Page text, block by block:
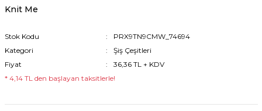
Knit Me
Stok Kodu
PRX9TN9CMW_74694
Kategori
Şiş Çeşitleri
Fiyat
36,36 TL + KDV
* 4,14 TL den başlayan taksitlerle!